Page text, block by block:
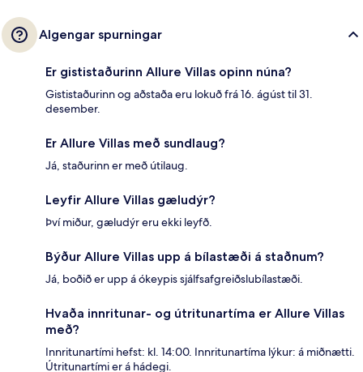
Algengar spurningar
Er gististaðurinn Allure Villas opinn núna?
Gististaðurinn og aðstaða eru lokuð frá 16. ágúst til 31.
desember.
Er Allure Villas með sundlaug?
Já, staðurinn er með útilaug.
Leyfir Allure Villas gæludýr?
Því miður, gæludýr eru ekki leyfð.
Býður Allure Villas upp á bílastæði á staðnum?
Já, boðið er upp á ókeypis sjálfsafgreiðslubílastæði.
Hvaða innritunar- og útritunartíma er Allure Villas
með?
Innritunartími hefst: kl. 14:00. Innritunartíma lýkur: á miðnætti.
Útritunartími er á hádegi.